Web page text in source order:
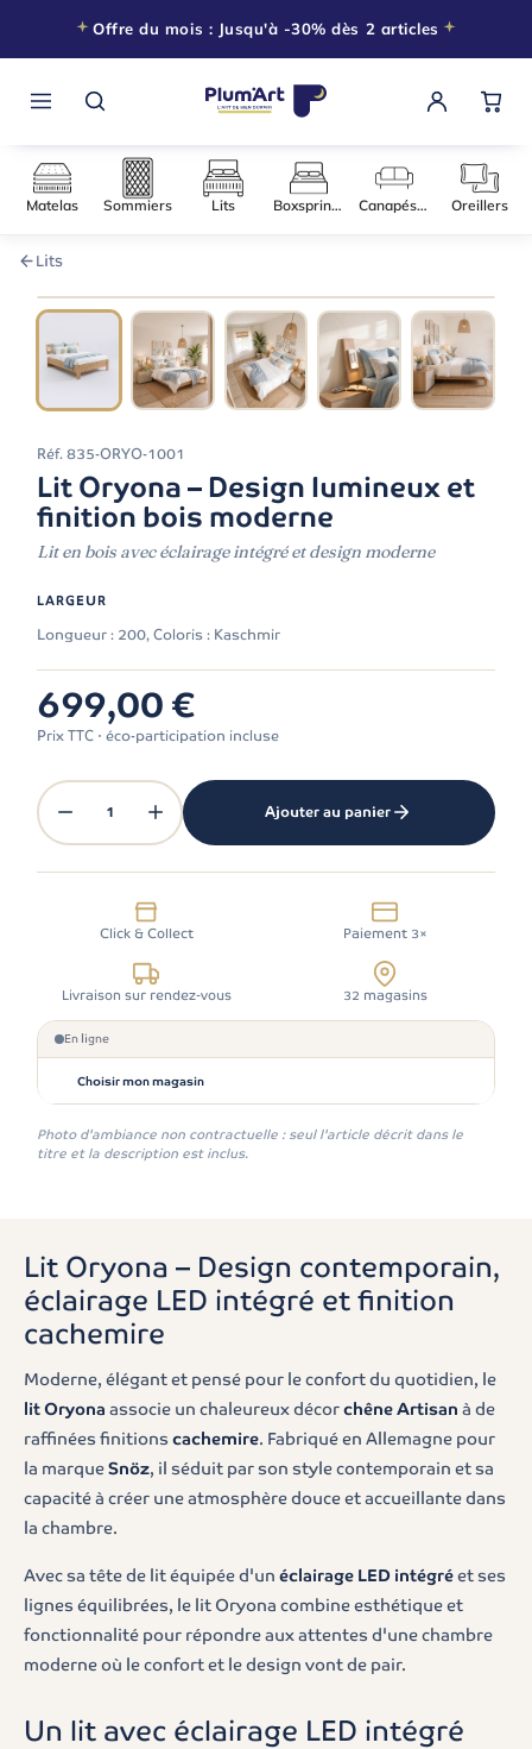
Offre du mois : Jusqu'à -30% dès 2 articles
Matelas
Lits
−15% DÈS 2 ARTICLES
Réf. 835-ORYO-1001
Lit Oryona – Design lumineux et
finition bois moderne
Lit en bois avec éclairage intégré et design moderne
LARGEUR
Longueur : 200, Coloris : Kaschmir
699,00 €
Prix TTC · éco-participation incluse
1 Ajouter au panier
Click & Collect Paiement 3×
Livraison sur rendez-vous 32 magasins
En ligne
Choisir mon magasin
Photo d'ambiance non contractuelle : seul l'article décrit dans le
titre et la description est inclus.
Lit Oryona – Design contemporain,
éclairage LED intégré et finition
cachemire
Moderne, élégant et pensé pour le confort du quotidien, le
lit Oryona associe un chaleureux décorchêne Artisan à de
raffinées finitions cachemire. Fabriqué en Allemagne pour
la marqueSnöz, il séduit par son style contemporain et sa
capacité à créer une atmosphère douce et accueillante dans
la chambre.
Avec sa tête de lit équipée d'un éclairage LED intégréet ses
lignes équilibrées, le lit Oryona combine esthétique et
fonctionnalité pour répondre aux attentes d'une chambre
moderne où le confort et le design vont de pair.
Un lit avec éclairage LED intégré